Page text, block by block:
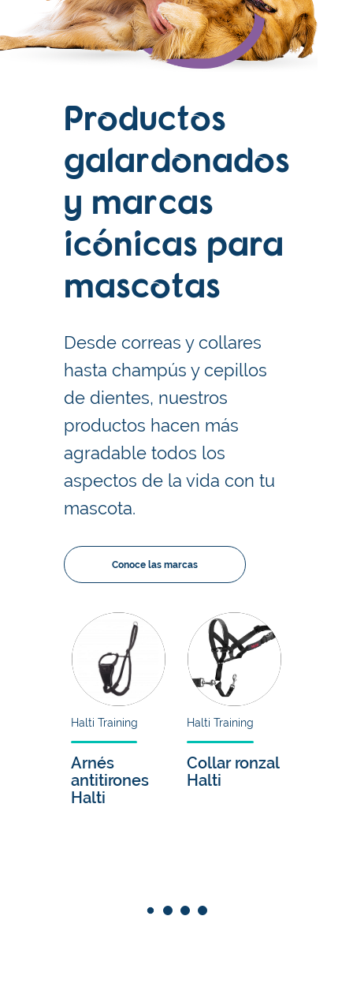
Productos
galardonados
y marcas
icónicas para
mascotas
Desde correas y collares
hasta champús y cepillos
de dientes, nuestros
productos hacen más
agradable todos los
aspectos de la vida con tu
mascota.
Conoce las marcas
Halti Training
Arnés
antitirones
Halti
Halti Training
Collar ronzal
Halti